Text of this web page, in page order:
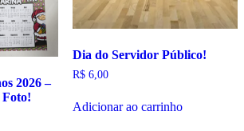
2026 –
Foto!
Dia do Servidor Público!
R$6,00
Adicionar ao carrinho